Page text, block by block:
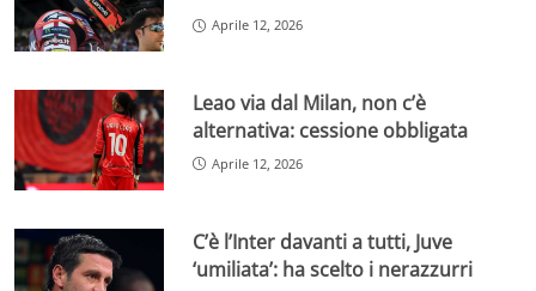
Aprile 12, 2026
Leao via dal Milan, non c’è
alternativa: cessione obbligata
Aprile 12, 2026
C’è l’Inter davanti a tutti, Juve
‘umiliata’: ha scelto i nerazzurri